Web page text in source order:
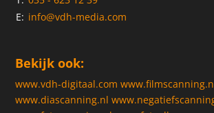
E: info@vdh-media.com
Bekijk ook:
www.vdh-digitaal.com
www.diascanning.nl